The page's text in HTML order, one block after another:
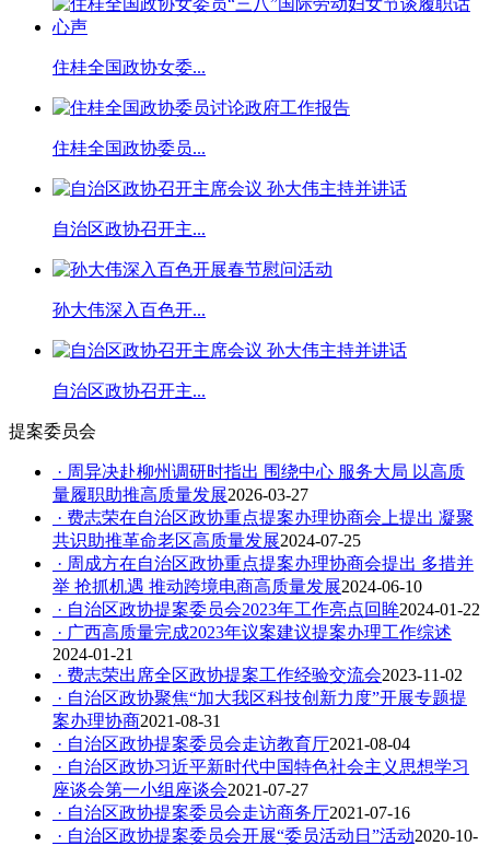
住桂全国政协女委...
住桂全国政协委员...
自治区政协召开主...
孙大伟深入百色开...
自治区政协召开主...
提案委员会
· 周异决赴柳州调研时指出 围绕中心 服务大局 以高质
量履职助推高质量发展2026-03-27
· 费志荣在自治区政协重点提案办理协商会上提出 凝聚
共识助推革命老区高质量发展2024-07-25
· 周成方在自治区政协重点提案办理协商会提出 多措并
举 抢抓机遇 推动跨境电商高质量发展2024-06-10
· 自治区政协提案委员会2023年工作亮点回眸2024-01-22
· 广西高质量完成2023年议案建议提案办理工作综述
2024-01-21
· 费志荣出席全区政协提案工作经验交流会2023-11-02
· 自治区政协聚焦“加大我区科技创新力度”开展专题提
案办理协商2021-08-31
· 自治区政协提案委员会走访教育厅2021-08-04
· 自治区政协习近平新时代中国特色社会主义思想学习
座谈会第一小组座谈会2021-07-27
· 自治区政协提案委员会走访商务厅2021-07-16
· 自治区政协提案委员会开展“委员活动日”活动2020-10-